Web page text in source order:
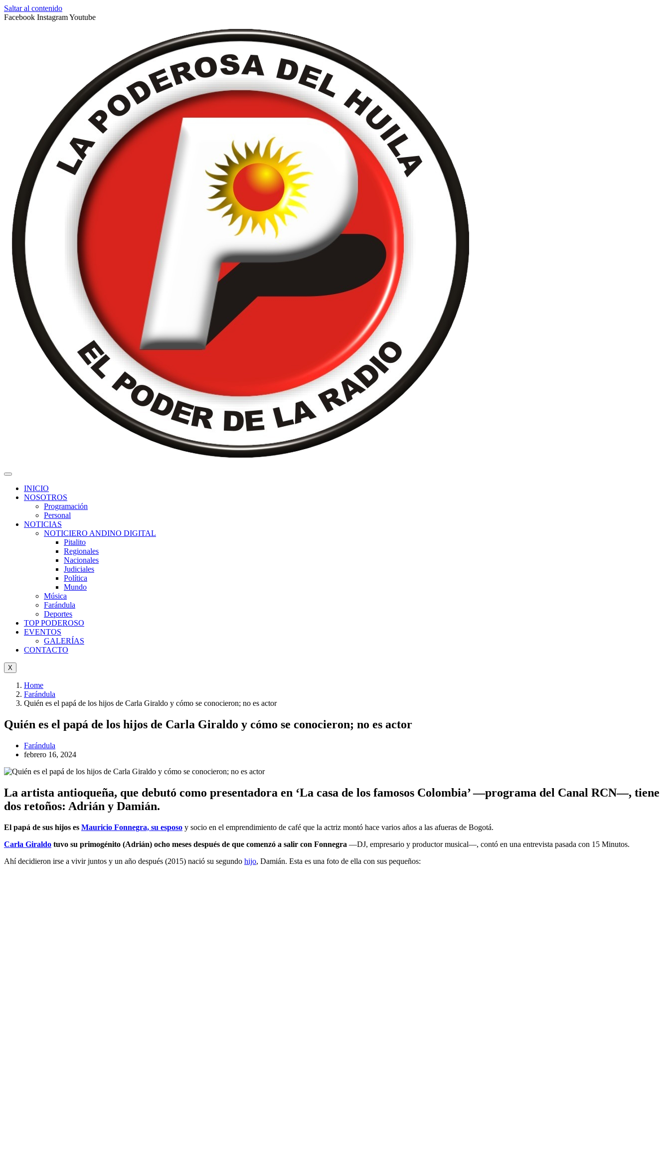
Saltar al contenido
Facebook InstagramYoutube
INICIO
NOSOTROS
Programación
Personal
NOTICIAS
NOTICIERO ANDINO DIGITAL
Pitalito
Regionales
Nacionales
Judiciales
Política
Mundo
Música
Farándula
Deportes
TOP PODEROSO
EVENTOS
GALERÍAS
CONTACTO
X
Home
Farándula
Quién es el papá de los hijos de Carla Giraldo y cómo se conocieron; no es actor
Quién es el papá de los hijos de Carla Giraldo y cómo se conocieron; no es actor
Farándula
febrero 16, 2024
La artista antioqueña, que debutó como presentadora en ‘La casa de los famosos Colombia’ —programa del Canal RCN—, tiene
dos retoños: Adrián y Damián.
El papá de sus hijos es Mauricio Fonnegra, su esposo y socio en el emprendimiento de café que la actriz montó hace varios años a las afueras de Bogotá.
Carla Giraldo tuvo su primogénito (Adrián) ocho meses después de que comenzó a salir con Fonnegra —DJ, empresario y productor musical—, contó en una entrevista pasada con 15 Minutos.
Ahí decidieron irse a vivir juntos y un año después (2015) nació su segundo hijo, Damián. Esta es una foto de ella con sus pequeños: